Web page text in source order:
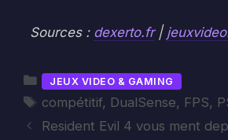
Sources : dexerto.fr|
Catégories
JEUX VIDEO & GAMING
Étiquettes
compétitif, DualSense, FPS,
Resident Evil 4 vous ment